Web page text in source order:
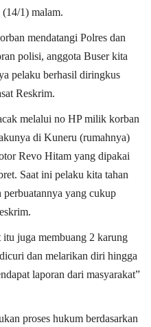
1) malam.
mendatangi Polres dan
polisi, anggota Buser kita
pelaku berhasil diringkus
Reskrim.
melalui no HP milik korban
di Kuneru (rumahnya)
Revo Hitam yang dipakai
Saat ini pelaku kita tahan
yang cukup
itu juga membuang 2 karung
dan melarikan diri hingga
laporan dari masyarakat”
proses hukum berdasarkan